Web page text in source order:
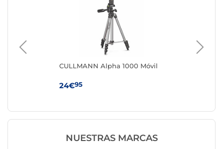
CULLMANN Alpha 1000 Móvil
24€95
NUESTRAS MARCAS